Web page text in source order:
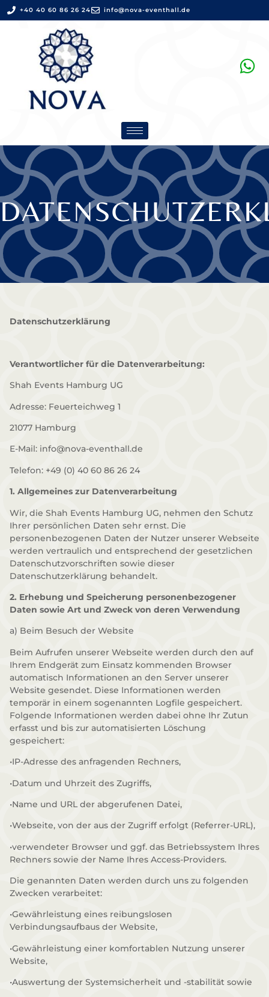
+40 40 60 86 26 24 info@nova-eventhall.de
Datenschutzerklärung
Verantwortlicher für die Datenverarbeitung:
Shah Events Hamburg UG
Adresse: Feuerteichweg 1
21077 Hamburg
E-Mail: info@nova-eventhall.de
Telefon: +49 (0) 40 60 86 26 24
1. Allgemeines zur Datenverarbeitung
Wir, die Shah Events Hamburg UG, nehmen den Schutz
Ihrer persönlichen Daten sehr ernst. Die
personenbezogenen Daten der Nutzer unserer Webseite
werden vertraulich und entsprechend der gesetzlichen
Datenschutzvorschriften sowie dieser
Datenschutzerklärung behandelt.
2. Erhebung und Speicherung personenbezogener
Daten sowie Art und Zweck von deren Verwendung
a) Beim Besuch der Website
Beim Aufrufen unserer Webseite werden durch den auf
Ihrem Endgerät zum Einsatz kommenden Browser
automatisch Informationen an den Server unserer
Website gesendet. Diese Informationen werden
temporär in einem sogenannten Logfile gespeichert.
Folgende Informationen werden dabei ohne Ihr Zutun
erfasst und bis zur automatisierten Löschung
gespeichert:
•IP-Adresse des anfragenden Rechners,
•Datum und Uhrzeit des Zugriffs,
•Name und URL der abgerufenen Datei,
•Webseite, von der aus der Zugriff erfolgt (Referrer-URL),
•verwendeter Browser und ggf. das Betriebssystem Ihres
Rechners sowie der Name Ihres Access-Providers.
Die genannten Daten werden durch uns zu folgenden
Zwecken verarbeitet:
•Gewährleistung eines reibungslosen
Verbindungsaufbaus der Website,
•Gewährleistung einer komfortablen Nutzung unserer
Website,
•Auswertung der Systemsicherheit und -stabilität sowie